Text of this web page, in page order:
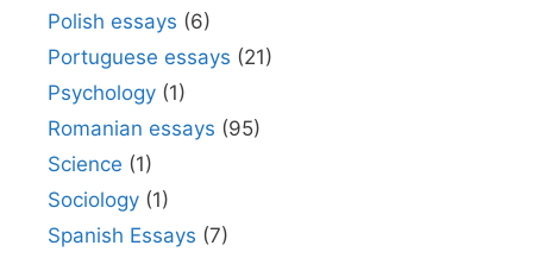
Polish essays (6)
Portuguese essays (21)
Psychology (1)
Romanian essays (95)
Science (1)
Sociology (1)
Spanish Essays (7)